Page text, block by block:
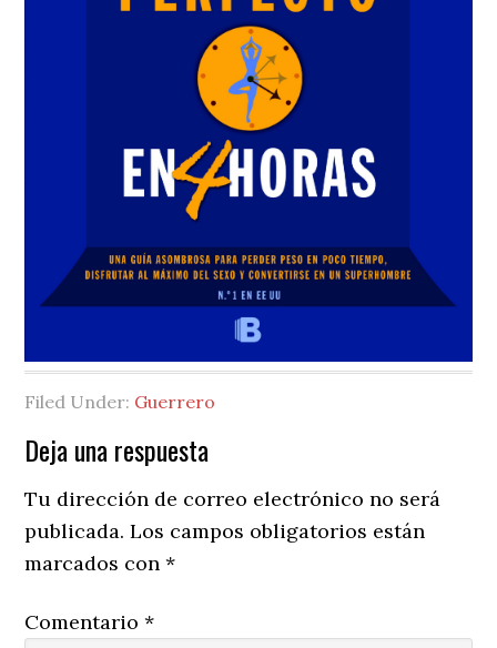
Filed Under: Guerrero
Reader
Interactions
Deja una respuesta
Tu dirección de correo electrónico no será
publicada. Los campos obligatorios están
marcados con*
Comentario*